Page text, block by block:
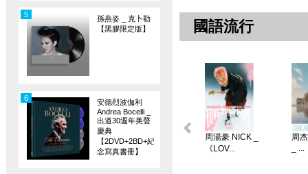
孫燕姿 _ 克卜勒
【黑膠限定版】
5
安德烈波伽利
Andrea Bocelli _
出道30週年美聲
慶典
【2DVD+2BD+紀
念寫真書冊】
6
國語流行
周湯豪 NICK _
《LOV...
周
_ ...